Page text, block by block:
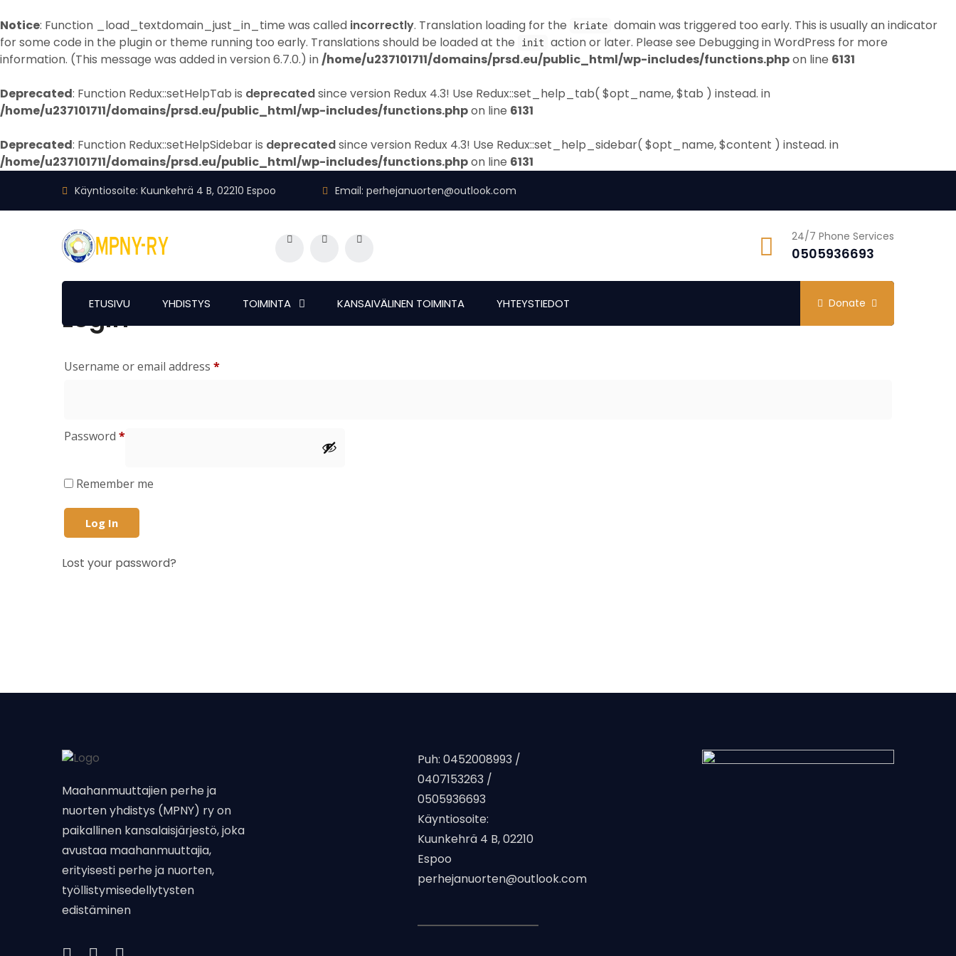
Notice: Function _load_textdomain_just_in_time was called incorrectly. Translation loading for the kriate domain was triggered too early. This is usually an indicator
for some code in the plugin or theme running too early. Translations should be loaded at the
init action or later. Please see Debugging in WordPress for more
information. (This message was added in version 6.7.0.) in/home/u237101711/domains/prsd.eu/public_html/wp-includes/functions.phpon line 6131
Deprecated: Function Redux::setHelpTab is deprecatedsince version Redux 4.3! Use Redux::set_help_tab( $opt_name, $tab ) instead. in
/home/u237101711/domains/prsd.eu/public_html/wp-includes/functions.phpon line 6131
Deprecated: Function Redux::setHelpSidebar is deprecatedsince version Redux 4.3! Use Redux::set_help_sidebar( $opt_name, $content ) instead. in
/home/u237101711/domains/prsd.eu/public_html/wp-includes/functions.phpon line 6131
Käyntiosoite: Kuunkehrä 4 B, 02210 Espoo Email: perhejanuorten@outlook.com
24/7 Phone Services
0505936693
ETUSIVU YHDISTYS TOIMINTA KANSAIVÄLINEN TOIMINTA YHTEYSTIEDOT Donate
Login
Username or email address *
Password *
Remember me
Log In
Lost your password?
Maahanmuuttajien perhe ja
nuorten yhdistys (MPNY) ry on
paikallinen kansalaisjärjestö, joka
avustaa maahanmuuttajia,
erityisesti perhe ja nuorten,
työllistymisedellytysten
edistäminen
Puh: 0452008993 /
0407153263 /
0505936693
Käyntiosoite:
Kuunkehrä 4 B, 02210
Espoo
perhejanuorten@outlook.com